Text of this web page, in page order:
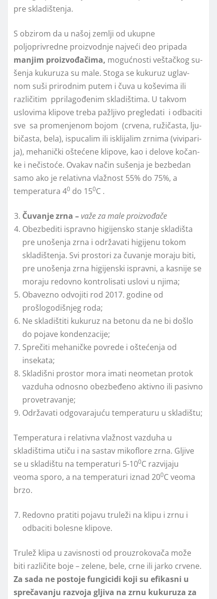
pre skladištenja.
S obzirom da u našoj zemlјi od ukupne
polјoprivredne proizvodnje najveći deo pripada
manjim proizvođačima, mo­guć­no­sti veš­tač­kog su­
še­nja ku­ku­ru­za su ma­le. Sto­ga se ku­ku­ruz uglav­
nom su­ši pri­rod­nim pu­tem i ču­va u ko­še­vi­ma ili
različitim pprilagođenim skladištima. U ta­kvom
uslo­vi­ma kli­po­ve tre­ba pa­žlјi­vo pre­gle­da­ti i od­ba­ci­ti
sve sa pro­me­nje­nom bo­jom (cr­ve­na, ru­ži­ča­sta, lјu­
bi­ča­sta, be­la), is­pu­ca­lim ili is­kli­ja­lim zr­ni­ma (vi­vi­pa­ri­
ja), me­ha­nič­ki oš­te­će­ne kli­po­ve, kao i de­lo­ve ko­čan­
ke i ne­či­sto­će. Ovakav način sušenja je bezbedan
samo ako je relativna vlažnost 55% do 75%, a
temperatura 40 do 150C .
Čuvanje zrna –važe za maleproizvođače
Obezbediti ispravno higijensko stanje skladišta
pre unošenja zrna i održavati higijenu tokom
skladištenja. Svi prostori za čuvanje moraju biti,
pre unošenja zrna higijenski ispravni, a kasnije se
moraju redovno kontrolisati uslovi u njima;
Obavezno odvojiti rod 2017. godine od
prošlogodišnjeg roda;
Ne skladištiti kukuruz na betonu da ne bi došlo
do pojave kondenzacije;
Sprečiti mehaničke povrede i oštećenja od
insekata;
Skladišni prostor mora imati neometan protok
vazduha odnosno obezbeđeno aktivno ili pasivno
provetravanje;
Održavati odgovarajuću temperaturu u skladištu;
Temperatura i relativna vlažnost vazduha u
skladištima utiču i na sastav mikoflore zrna. Glјive
se u skladištu na temperaturi 5-100C razvijaju
veoma sporo, a na temperaturi iznad 200C veoma
brzo.
Redovno pratiti pojavu truleži na klipu i zrnu i
odbaciti bolesne klipove.
Trulež klipa u zavisnosti od prouzrokovača može
biti različite boje – zelene, bele, crne ili jarko crvene.
Za sada ne postoje fungicidi koji su efikasni u
sprečavanju raz­vo­ja glјi­va na zrnu kukuruza za